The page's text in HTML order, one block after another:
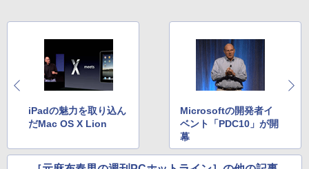
iPadの魅力を取り込ん
だMac OS X Lion
Microsoftの開発者イ
ベント「PDC10」が開
幕